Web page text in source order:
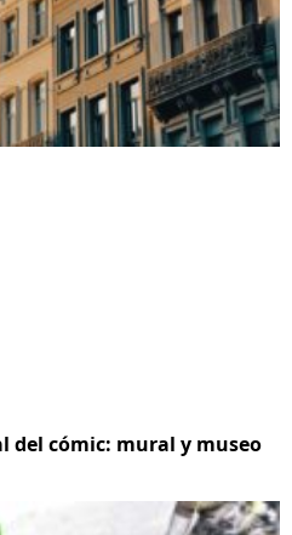
del cómic: mural y museo